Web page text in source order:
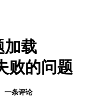
加载
败的问题
一条评论